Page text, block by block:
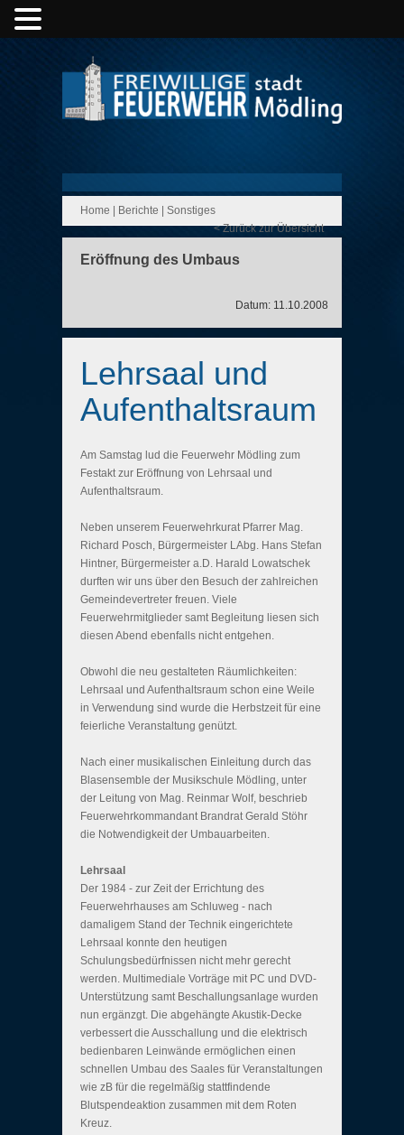
Home Berichte
Sonstiges
< Zurück zur Übersicht
Eröffnung des Umbaus
Datum: 11.10.2008
Lehrsaal und
Aufenthaltsraum
Am Samstag lud die Feuerwehr Mödling zum
Festakt zur Eröffnung von Lehrsaal und
Aufenthaltsraum.
Neben unserem Feuerwehrkurat Pfarrer Mag.
Richard Posch, Bürgermeister LAbg. Hans Stefan
Hintner, Bürgermeister a.D. Harald Lowatschek
durften wir uns über den Besuch der zahlreichen
Gemeindevertreter freuen. Viele
Feuerwehrmitglieder samt Begleitung liesen sich
diesen Abend ebenfalls nicht entgehen.
Obwohl die neu gestalteten Räumlichkeiten:
Lehrsaal und Aufenthaltsraum schon eine Weile
in Verwendung sind wurde die Herbstzeit für eine
feierliche Veranstaltung genützt.
Nach einer musikalischen Einleitung durch das
Blasensemble der Musikschule Mödling, unter
der Leitung von Mag. Reinmar Wolf, beschrieb
Feuerwehrkommandant Brandrat Gerald Stöhr
die Notwendigkeit der Umbauarbeiten.
Lehrsaal
Der 1984 - zur Zeit der Errichtung des
Feuerwehrhauses am Schluweg - nach
damaligem Stand der Technik eingerichtete
Lehrsaal konnte den heutigen
Schulungsbedürfnissen nicht mehr gerecht
werden. Multimediale Vorträge mit PC und DVD-
Unterstützung samt Beschallungsanlage wurden
nun ergänzgt. Die abgehängte Akustik-Decke
verbessert die Ausschallung und die elektrisch
bedienbaren Leinwände ermöglichen einen
schnellen Umbau des Saales für Veranstaltungen
wie zB für die regelmäßig stattfindende
Blutspendeaktion zusammen mit dem Roten
Kreuz.